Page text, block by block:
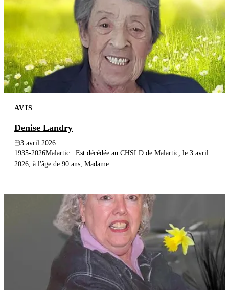
AVIS
Denise Landry
3 avril 2026
1935-2026Malartic : Est décédée au CHSLD de Malartic, le 3 avril
2026, à l'âge de 90 ans, Madame...